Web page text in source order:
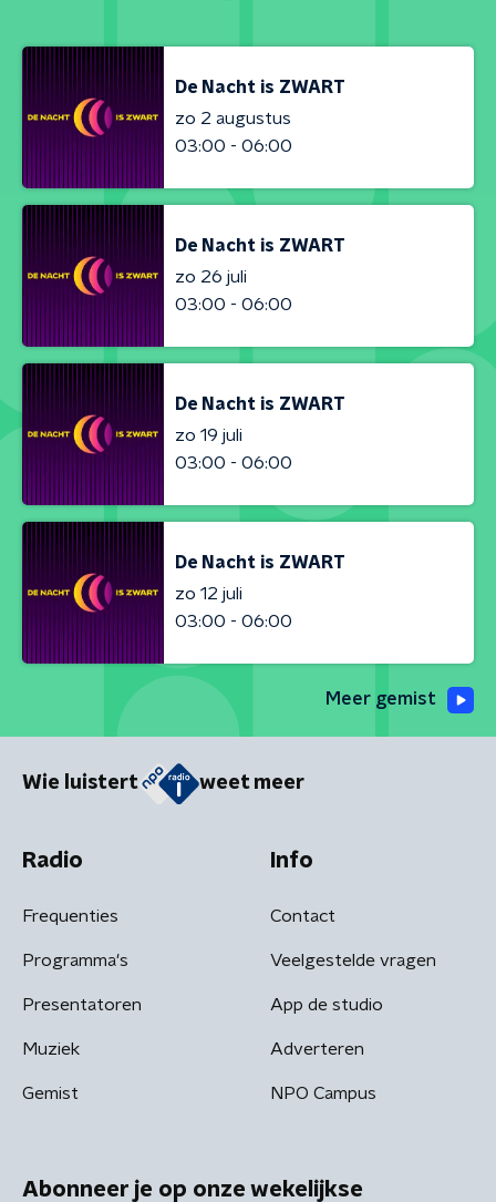
De Nacht is ZWART
zo 2 augustus
03:00 - 06:00
De Nacht is ZWART
zo 26 juli
03:00 - 06:00
De Nacht is ZWART
zo 19 juli
03:00 - 06:00
De Nacht is ZWART
zo 12 juli
03:00 - 06:00
Meer gemist
Wie luistert weet meer
Radio
Frequenties
Programma's
Presentatoren
Muziek
Gemist
Info
Contact
Veelgestelde vragen
App de studio
Adverteren
NPO Campus
Abonneer je op onze wekelijkse